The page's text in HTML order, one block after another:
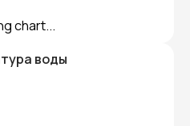
chart...
воды